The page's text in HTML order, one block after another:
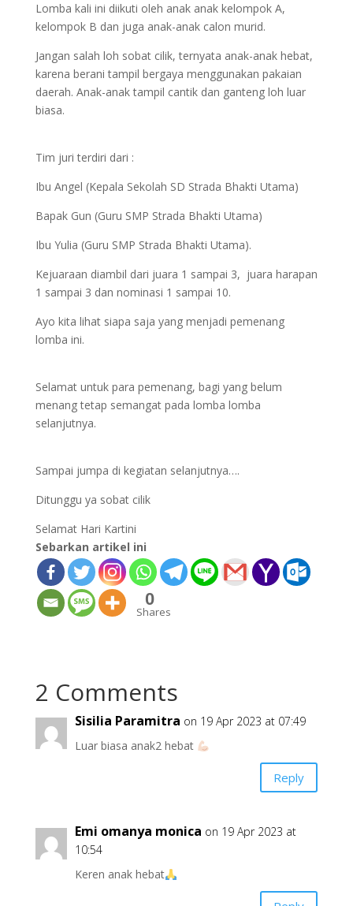
Lomba kali ini diikuti oleh anak anak kelompok A,
kelompok B dan juga anak-anak calon murid.
Jangan salah loh sobat cilik, ternyata anak-anak hebat,
karena berani tampil bergaya menggunakan pakaian
daerah. Anak-anak tampil cantik dan ganteng loh luar
biasa.
Tim juri terdiri dari :
Ibu Angel (Kepala Sekolah SD Strada Bhakti Utama)
Bapak Gun (Guru SMP Strada Bhakti Utama)
Ibu Yulia (Guru SMP Strada Bhakti Utama).
Kejuaraan diambil dari juara 1 sampai 3, juara harapan
1 sampai 3 dan nominasi 1 sampai 10.
Ayo kita lihat siapa saja yang menjadi pemenang
lomba ini.
Selamat untuk para pemenang, bagi yang belum
menang tetap semangat pada lomba lomba
selanjutnya.
Sampai jumpa di kegiatan selanjutnya….
Ditunggu ya sobat cilik
Selamat Hari Kartini
Sebarkan artikel ini
0
Shares
2 Comments
Sisilia Paramitra on 19 Apr 2023 at 07:49
Luar biasa anak2 hebat
Reply
Emi omanya monica on 19 Apr 2023 at
10:54
Keren anak hebat